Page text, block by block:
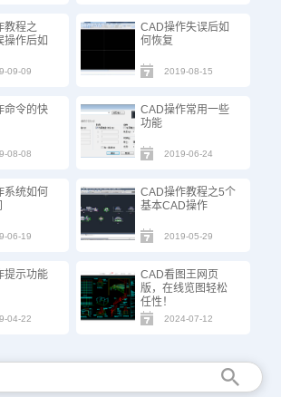
教程之
操作后如
09-09
CAD操作失误后如
何恢复
2019-08-15
命令的快
08-08
CAD操作常用一些
功能
2019-06-24
系统如何
06-19
CAD操作教程之5个
基本CAD操作
2019-05-29
提示功能
04-22
CAD看图王网页
版，在线览图轻松
任性！
2024-07-12